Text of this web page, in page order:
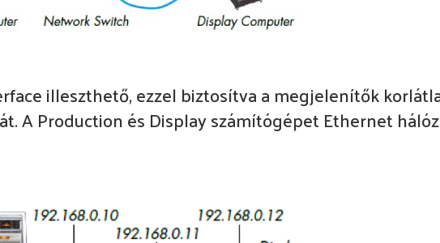
illeszthető, ezzel biztosítva a megjelenítők
A Production és Display számítógépet Ethernet